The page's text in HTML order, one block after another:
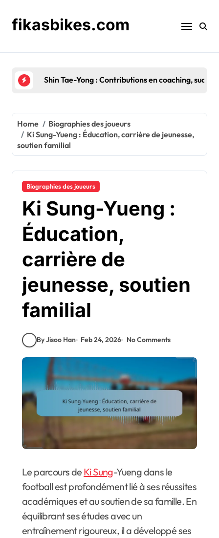
content
fikasbikes.com
Lee Dong-Gook : Jeunesse, Histoire familiale,
Home
Biographies des joueurs
Ki Sung-Yueng : Éducation, carrière de jeunesse,
soutien familial
Biographies des joueurs
Ki Sung-Yueng :
Éducation,
carrière de
jeunesse, soutien
familial
By Jisoo Han Feb 24, 2026 No Comments
Le parcours de Ki Sung-Yueng dans le
football est profondément lié à ses réussites
académiques et au soutien de sa famille. En
équilibrant ses études avec un
entraînement rigoureux, il a développé ses